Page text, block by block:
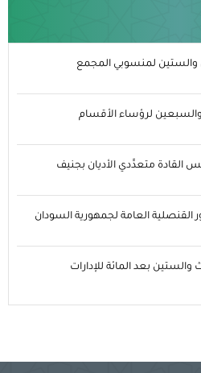
والستين لمنسوبي المجمع
والسبعين لرؤساء الأقسام
متعدِّدي الأديان بجنيف
القنصلية العامة لجمهورية السودان
والستين بعد المائة للإدارات